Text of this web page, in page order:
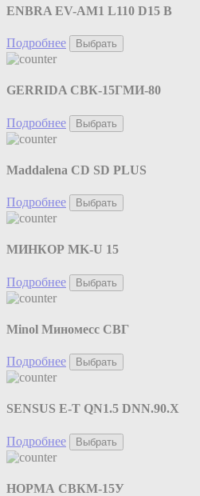
ENBRA EV-AM1 L110 D15 B
Подробнее Выбрать
GERRIDA СВК-15ГМИ-80
Подробнее Выбрать
Maddalena CD SD PLUS
Подробнее Выбрать
МИНКОР MK-U 15
Подробнее Выбрать
Minol Миномесс СВГ
Подробнее Выбрать
SENSUS E-T QN1.5 DNN.90.X
Подробнее Выбрать
НОРМА СВКМ-15У